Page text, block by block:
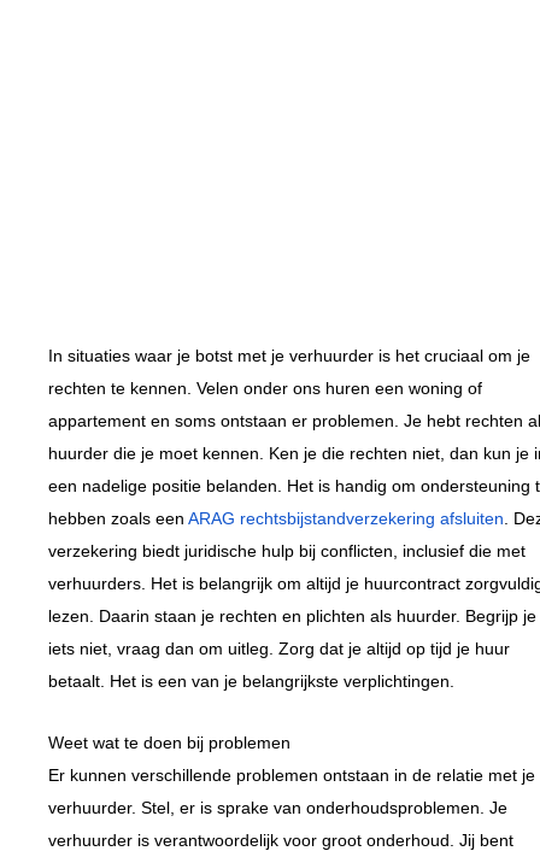
In situaties waar je botst met je verhuurder is het cruciaal om je
rechten te kennen. Velen onder ons huren een woning of
appartement en soms ontstaan er problemen. Je hebt rechten
huurder die je moet kennen. Ken je die rechten niet, dan kun je
een nadelige positie belanden. Het is handig om ondersteuning
hebben zoals een ARAG rechtsbijstandverzekering afsluiten.
verzekering biedt juridische hulp bij conflicten, inclusief die met
verhuurders. Het is belangrijk om altijd je huurcontract
lezen. Daarin staan je rechten en plichten als huurder. Begrijp je
iets niet, vraag dan om uitleg. Zorg dat je altijd op tijd je huur
betaalt. Het is een van je belangrijkste verplichtingen.
Weet wat te doen bij problemen
Er kunnen verschillende problemen ontstaan in de relatie met je
verhuurder. Stel, er is sprake van onderhoudsproblemen. Je
verhuurder is verantwoordelijk voor groot onderhoud. Jij bent